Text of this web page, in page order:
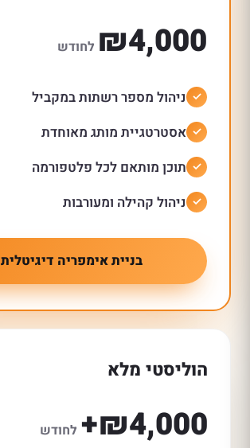
₪4,000 לחודש
ניהול מספר רשתות במקביל
אסטרטגיית מותג מאוחדת
תוכן מותאם לכל פלטפורמה
ניהול קהילה ומעורבות
בניית אימפריה דיגיטלית
הוליסטי מלא
₪4,000+ לחודש